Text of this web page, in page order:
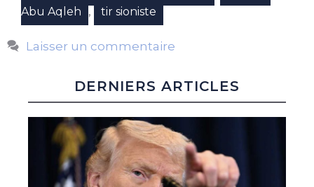
Abu Aqleh
, tir sioniste
Laisser un commentaire
DERNIERS ARTICLES